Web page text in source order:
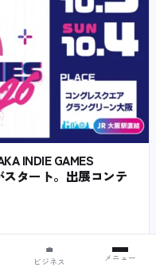
INDIE GAMES
タート。出展コンテ
💼
ビジネス
メニュー